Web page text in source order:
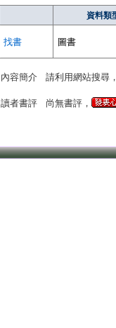
資料類
找書 圖書
內容簡介 請利用網站搜尋
讀者書評 尚無書評，